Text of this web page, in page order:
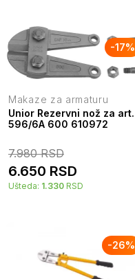
-17%
Makaze za armaturu
Unior Rezervni nož za art.
596/6A 600 610972
7.980 RSD
6.650 RSD
Ušteda: 1.330 RSD
-26%